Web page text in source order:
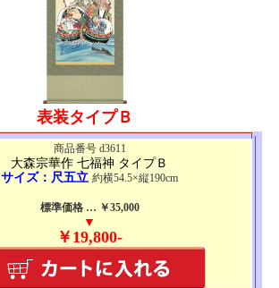
表装タイプＢ
商品番号 d3611
大森宗華作 七福神 タイプＢ
サイズ：尺五立 約横54.5×縦190cm
標準価格 … ￥35,000
▼
￥19,800-